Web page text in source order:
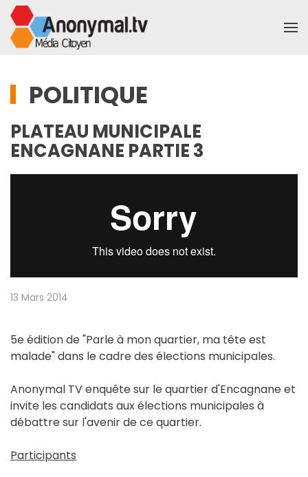
Accéder au contenu principal
POLITIQUE
PLATEAU MUNICIPALE
ENCAGNANE PARTIE 3
13 Mars 2014
5e édition de "Parle à mon quartier, ma tête est
malade" dans le cadre des élections municipales.
Anonymal TV enquête sur le quartier d'Encagnane et
invite les candidats aux élections municipales à
débattre sur l'avenir de ce quartier.
Participants